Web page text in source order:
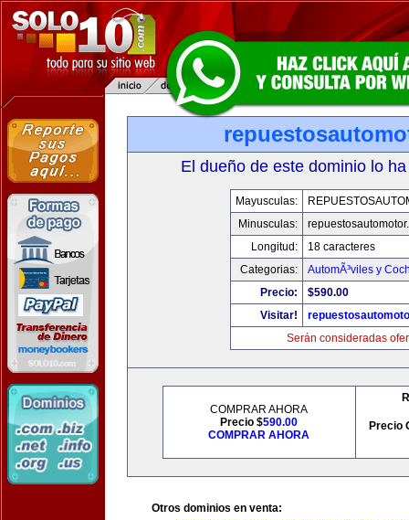
El dueño de este dominio lo
Mayusculas:
Minusculas:
Longitud:
18 caracteres
Categorias:
AutomÃ³viles y
Precio:
$590.00
Visitar!
Serán consideradas
COMPRAR AHORA
Precio $590.00
COMPRAR AHORA
Precio
Otros dominios en venta: